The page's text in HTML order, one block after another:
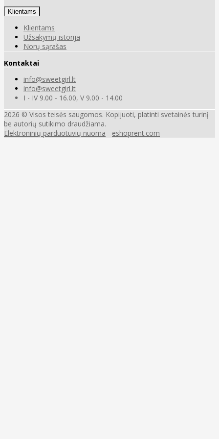
Klientams
Klientams
Užsakymų istorija
Norų sąrašas
Kontaktai
info@sweetgirl.lt
info@sweetgirl.lt
I - IV 9.00 - 16.00, V 9.00 - 14.00
2026 © Visos teisės saugomos. Kopijuoti, platinti svetainės turinį
be autorių sutikimo draudžiama.
Elektroninių parduotuvių nuoma - eshoprent.com